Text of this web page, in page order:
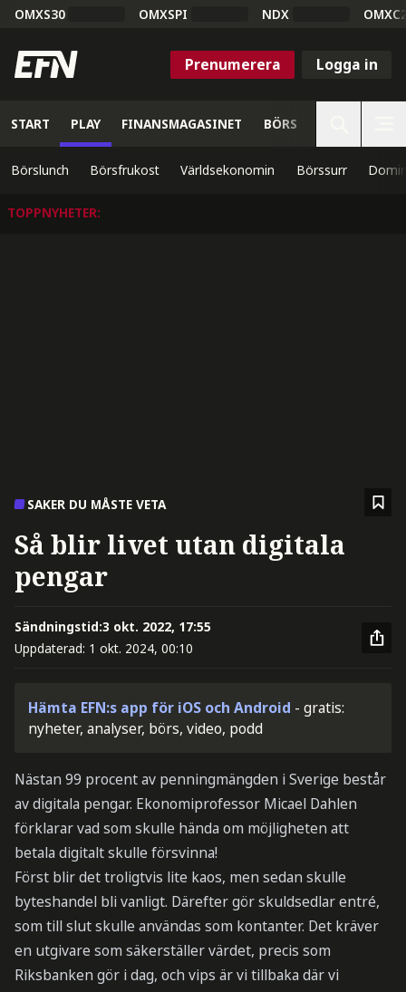
OMXS30 OMXSPI NDX
Prenumerera Logga in
START PLAY FINANSMAGASINET BÖRS
Börslunch Börsfrukost Världsekonomin Börssurr
TOPPNYHETER:
SAKER DU MÅSTE VETA
Så blir livet utan digitala
pengar
Sändningstid:3 okt. 2022, 17:55
Uppdaterad: 1 okt. 2024, 00:10
Hämta EFN:s app för iOS och Android - gratis:
nyheter, analyser, börs, video, podd
Nästan 99 procent av penningmängden i Sverige består
av digitala pengar. Ekonomiprofessor Micael Dahlen
förklarar vad som skulle hända om möjligheten att
betala digitalt skulle försvinna!
Först blir det troligtvis lite kaos, men sedan skulle
byteshandel bli vanligt. Därefter gör skuldsedlar entré,
som till slut skulle användas som kontanter. Det kräver
en utgivare som säkerställer värdet, precis som
Riksbanken gör i dag, och vips är vi tillbaka där vi